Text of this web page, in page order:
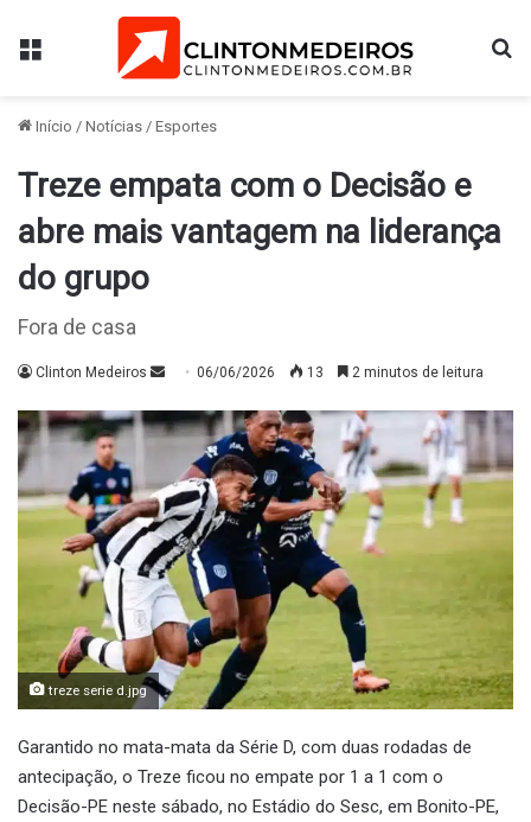
Menu
Início / Notícias / Esportes
Treze empata com o Decisão e
abre mais vantagem na liderança
do grupo
Fora de casa
Clinton Medeiros
Mande
e-
06/06/2026 13 2 minutos de leitura
treze serie d.jpg
Garantido no mata-mata da Série D, com duas rodadas de
antecipação, o Treze ficou no empate por 1 a 1 com o
Decisão-PE neste sábado, no Estádio do Sesc, em Bonito-PE,